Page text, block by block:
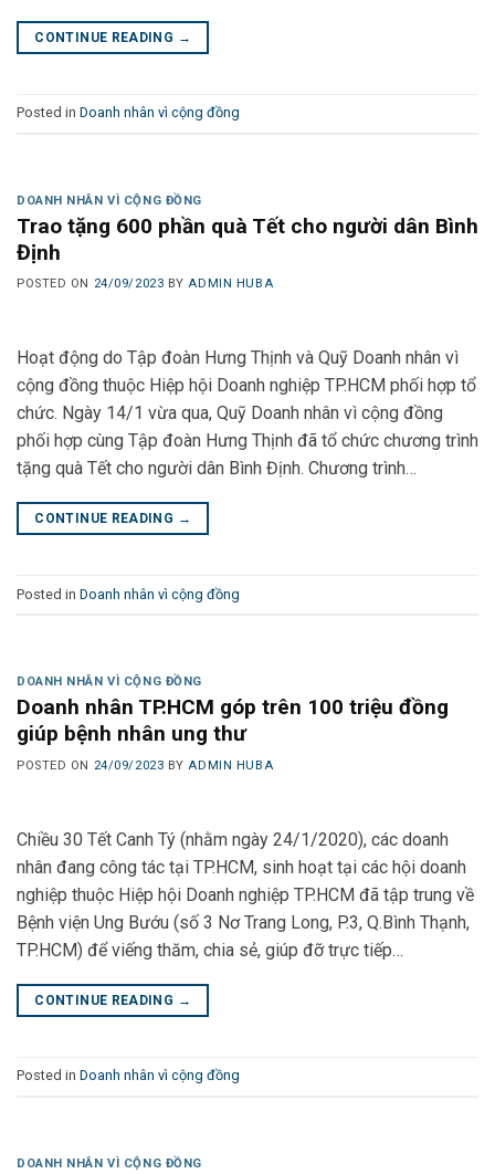
CONTINUE READING →
Posted in Doanh nhân vì cộng đồng
DOANH NHÂN VÌ CỘNG ĐỒNG
Trao tặng 600 phần quà Tết cho người dân Bình
Định
POSTED ON 24/09/2023 BYADMIN HUBA
Hoạt động do Tập đoàn Hưng Thịnh và Quỹ Doanh nhân vì
cộng đồng thuộc Hiệp hội Doanh nghiệp TP.HCM phối hợp tổ
chức. Ngày 14/1 vừa qua, Quỹ Doanh nhân vì cộng đồng
phối hợp cùng Tập đoàn Hưng Thịnh đã tổ chức chương trình
tặng quà Tết cho người dân Bình Định. Chương trình…
CONTINUE READING →
Posted in Doanh nhân vì cộng đồng
DOANH NHÂN VÌ CỘNG ĐỒNG
Doanh nhân TP.HCM góp trên 100 triệu đồng
giúp bệnh nhân ung thư
POSTED ON 24/09/2023 BY ADMIN HUBA
Chiều 30 Tết Canh Tý (nhằm ngày 24/1/2020), các doanh
nhân đang công tác tại TP.HCM, sinh hoạt tại các hội doanh
nghiệp thuộc Hiệp hội Doanh nghiệp TP.HCM đã tập trung về
Bệnh viện Ung Bướu (số 3 Nơ Trang Long, P.3, Q.Bình Thạnh,
TP.HCM) để viếng thăm, chia sẻ, giúp đỡ trực tiếp…
CONTINUE READING →
Posted in Doanh nhân vì cộng đồng
DOANH NHÂN VÌ CỘNG ĐỒNG